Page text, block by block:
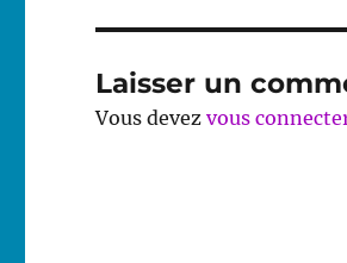
Laisser un
Vous devezvous